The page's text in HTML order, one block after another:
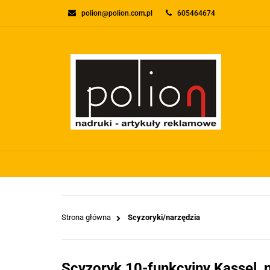
polion@polion.com.pl 605464674
O FIRMIE
Strona główna Scyzoryki/narzędzia